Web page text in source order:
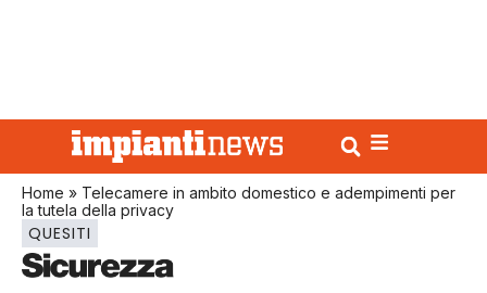
Home » Telecamere in ambito domestico e adempimenti per
la tutela della privacy
QUESITI